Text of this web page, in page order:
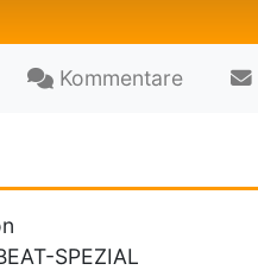
Kommentare
SPEZIAL